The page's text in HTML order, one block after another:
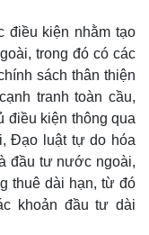
điều kiện nhằm tạo
trong đó có các
sách thân thiện
tranh toàn cầu,
điều kiện thông qua
Đạo luật tự do hóa
đầu tư nước ngoài,
thuê dài hạn, từ đó
khoản đầu tư dài